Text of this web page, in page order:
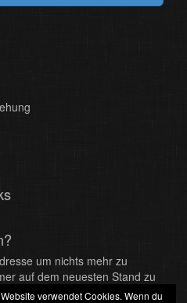
um nichts mehr zu
auf dem neuesten Stand zu
verwendet Cookies. Wenn du